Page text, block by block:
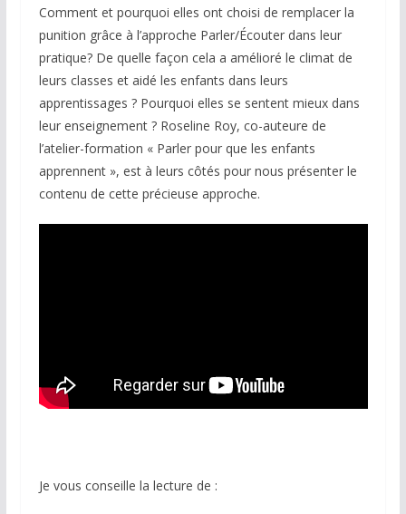
Comment et pourquoi elles ont choisi de remplacer la
punition grâce à l’approche Parler/Écouter dans leur
pratique? De quelle façon cela a amélioré le climat de
leurs classes et aidé les enfants dans leurs
apprentissages ? Pourquoi elles se sentent mieux dans
leur enseignement ? Roseline Roy, co-auteure de
l’atelier-formation « Parler pour que les enfants
apprennent », est à leurs côtés pour nous présenter le
contenu de cette précieuse approche.
Je vous conseille la lecture de :